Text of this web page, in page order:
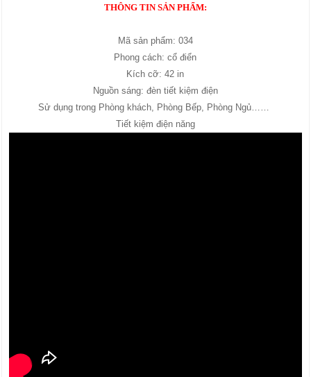
THÔNG TIN SẢN PHẨM:
Mã sản phẩm: 034
Phong cách: cổ điển
Kích cỡ: 42 in
Nguồn sáng: đèn tiết kiệm điện
Sử dụng trong Phòng khách, Phòng Bếp, Phòng Ngủ……
Tiết kiệm điện năng